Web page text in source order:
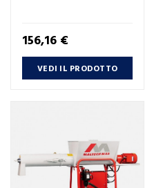
Prezzo
156,16 €
VEDI IL PRODOTTO